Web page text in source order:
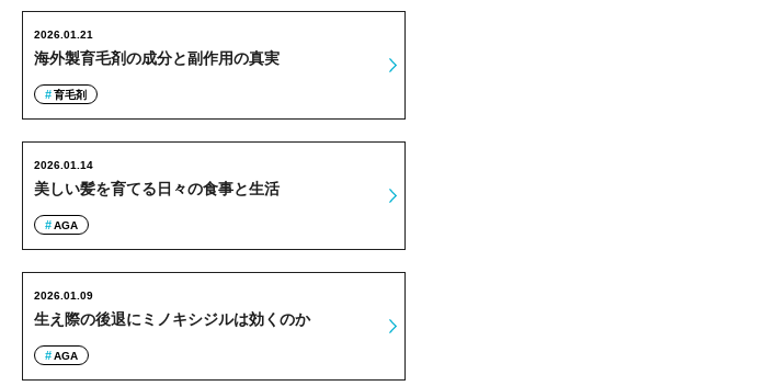
海外製育毛剤の成分と副作用の真実
2026.01.21
育毛剤
美しい髪を育てる日々の食事と生活
2026.01.14
AGA
生え際の後退にミノキシジルは効くのか
2026.01.09
AGA